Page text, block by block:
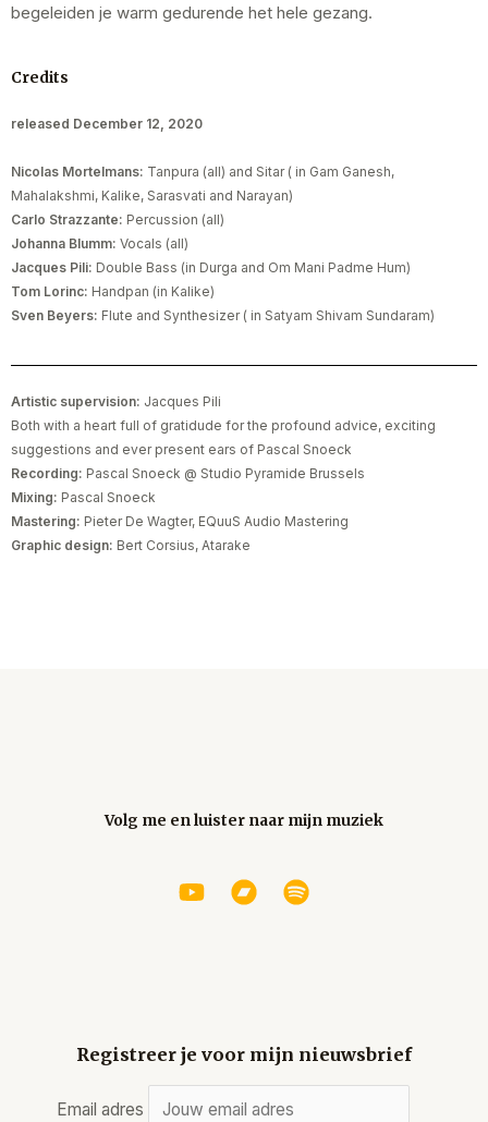
begeleiden je warm gedurende het hele gezang.
Credits
released December 12, 2020
Nicolas Mortelmans: Tanpura (all) and Sitar ( in Gam Ganesh,
Mahalakshmi, Kalike, Sarasvati and Narayan)
Carlo Strazzante: Percussion (all)
Johanna Blumm: Vocals (all)
Jacques Pili: Double Bass (in Durga and Om Mani Padme Hum)
Tom Lorinc: Handpan (in Kalike)
Sven Beyers: Flute and Synthesizer ( in Satyam Shivam Sundaram)
Artistic supervision: Jacques Pili
Both with a heart full of gratidude for the profound advice, exciting
suggestions and ever present ears of Pascal Snoeck
Recording: Pascal Snoeck @ Studio Pyramide Brussels
Mixing: Pascal Snoeck
Mastering: Pieter De Wagter, EQuuS Audio Mastering
Graphic design: Bert Corsius, Atarake
Volg me en luister naar mijn muziek
Registreer je voor mijn nieuwsbrief
Email adres